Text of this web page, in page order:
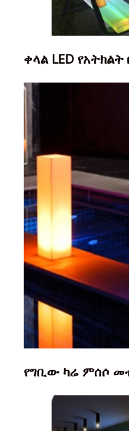
ቀላል LED
የግቢው ካሬ ምሰሶ